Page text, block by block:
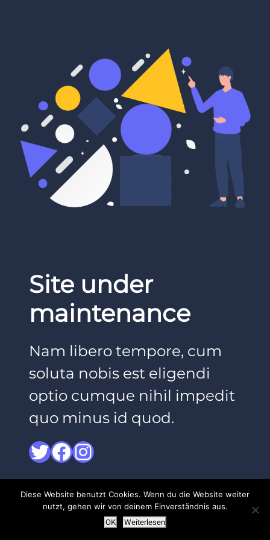
Site under
maintenance
Nam libero tempore, cum
soluta nobis est eligendi
optio cumque nihil impedit
quo minus id quod.
Twitter
Facebook
Instagram
Diese Website benutzt Cookies. Wenn du die Website weiter
nutzt, gehen wir von deinem Einverständnis aus.
OK Weiterlesen